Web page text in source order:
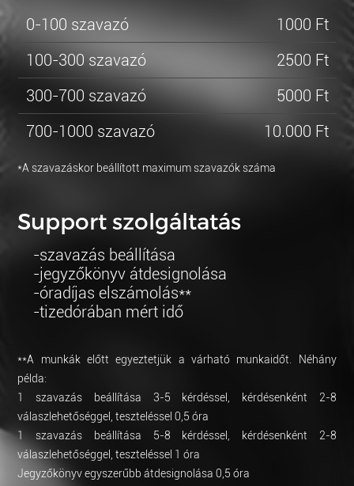
0-100 szavazó
1000 Ft
100-300 szavazó
2500 Ft
300-700 szavazó
5000 Ft
700-1000 szavazó
10.000 Ft
*A szavazáskor beállított maximum szavazók száma
Support szolgáltatás
szavazás beállítása
jegyzőkönyv átdesignolása
óradíjas elszámolás**
tizedórában mért idő
**A munkák előtt egyeztetjük a várható munkaidőt. Néhány
példa:
1 szavazás beállítása 3-5 kérdéssel, kérdésenként 2-8
válaszlehetőséggel, teszteléssel 0,5 óra
1 szavazás beállítása 5-8 kérdéssel, kérdésenként 2-8
válaszlehetőséggel, teszteléssel 1 óra
Jegyzőkönyv egyszerűbb átdesignolása 0,5 óra